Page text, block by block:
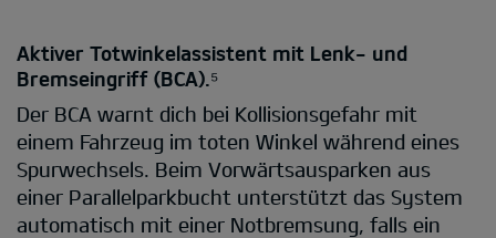
Aktiver Totwinkelassistent mit Lenk- und
Bremseingriff (BCA).⁵
Der BCA warnt dich bei Kollisionsgefahr mit
einem Fahrzeug im toten Winkel während eines
Spurwechsels. Beim Vorwärtsausparken aus
einer Parallelparkbucht unterstützt das System
automatisch mit einer Notbremsung, falls ein